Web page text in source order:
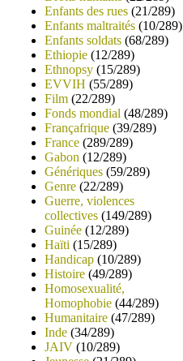
Enfants des rues (21/289)
Enfants maltraités (10/289)
Enfants soldats (68/289)
Ethiopie (12/289)
Ethnopsy (15/289)
EVVIH (55/289)
Film (22/289)
Fonds mondial (48/289)
Françafrique (39/289)
France (289/289)
Gabon (12/289)
Génériques (59/289)
Genre (22/289)
Guerre, violences
collectives (149/289)
Guinée (12/289)
Haïti (15/289)
Handicap (10/289)
Histoire (49/289)
Homosexualité,
Homophobie (44/289)
Humanitaire (47/289)
Inde (34/289)
JAIV (10/289)